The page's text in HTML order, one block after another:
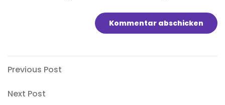
Beitragsnavigation
Previous
Previous Post
Next
Next Post